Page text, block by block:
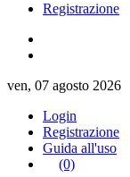
Registrazione
ven, 07 agosto 2026
Login
Registrazione
Guida all'uso
(0)